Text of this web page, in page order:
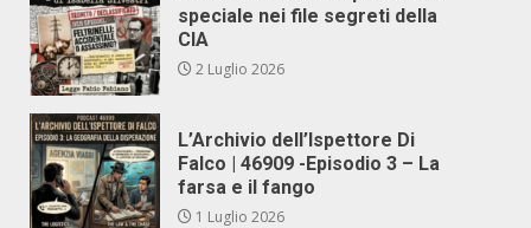
speciale nei file segreti della
CIA
2 Luglio 2026
L’Archivio dell’Ispettore Di
Falco | 46909 -Episodio 3 – La
farsa e il fango
1 Luglio 2026